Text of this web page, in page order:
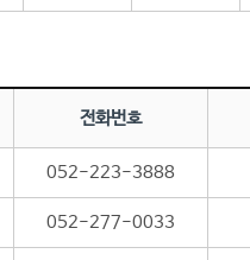
전화번호
052-223-3888
052-277-0033